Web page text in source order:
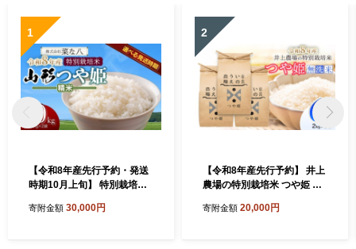
1
【令和8年産先行予約・発送
時期10月上旬】 特別栽培米
2) 山形県鶴岡市産 株式会
寄附金額 30,000円
2
【令和8年産先行予約】 井上
農場の特別栽培米 つや姫 無
56 山形県鶴岡市
寄附金額 20,000円